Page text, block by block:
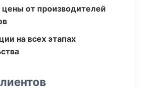
от производителей
на всех этапах